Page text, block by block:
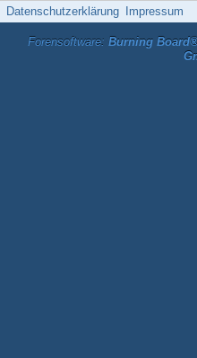
Datenschutzerklärung Impressum
Forensoftware: Burning